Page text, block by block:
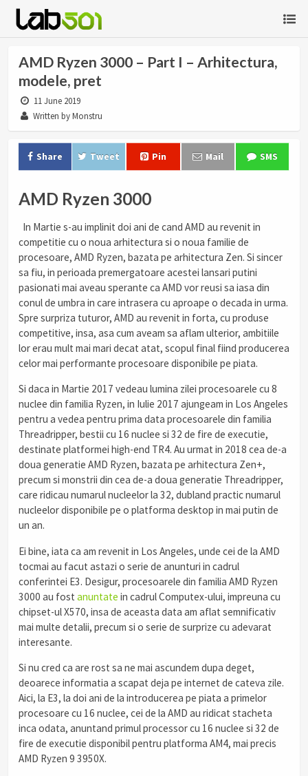
AMD Ryzen 3000 – Part I – Arhitectura,
modele, pret
11 June 2019
Written by Monstru
Share Tweet Pin Mail SMS
AMD Ryzen 3000
In Martie s-au implinit doi ani de cand AMD au revenit in
competitie cu o noua arhitectura si o noua familie de
procesoare, AMD Ryzen, bazata pe arhitectura Zen. Si sincer
sa fiu, in perioada premergatoare acestei lansari putini
pasionati mai aveau sperante ca AMD vor reusi sa iasa din
conul de umbra in care intrasera cu aproape o decada in urma.
Spre surpriza tuturor, AMD au revenit in forta, cu produse
competitive, insa, asa cum aveam sa aflam ulterior, ambitiile
lor erau mult mai mari decat atat, scopul final fiind producerea
celor mai performante procesoare disponibile pe piata.
Si daca in Martie 2017 vedeau lumina zilei procesoarele cu 8
nuclee din familia Ryzen, in Iulie 2017 ajungeam in Los Angeles
pentru a vedea pentru prima data procesoarele din familia
Threadripper, bestii cu 16 nuclee si 32 de fire de executie,
destinate platformei high-end TR4. Au urmat in 2018 cea de-a
doua generatie AMD Ryzen, bazata pe arhitectura Zen+,
precum si monstrii din cea de-a doua generatie Threadripper,
care ridicau numarul nucleelor la 32, dubland practic numarul
nucleelor disponibile pe o platforma desktop in mai putin de
un an.
Ei bine, iata ca am revenit in Los Angeles, unde cei de la AMD
tocmai au facut astazi o serie de anunturi in cadrul
conferintei E3. Desigur, procesoarele din familia AMD Ryzen
3000 au fost anuntate in cadrul Computex-ului, impreuna cu
chipset-ul X570, insa de aceasta data am aflat semnificativ
mai multe detalii, precum si o serie de surprize cu adevarat
interesante.
Si nu cred ca are rost sa ne mai ascundem dupa deget,
deoarece informatia a scapat deja pe internet de cateva zile.
Aici, la E3, la doi ani de la introducerea pe piata a primelor
procesoare cu 16 nuclee, cei de la AMD au ridicat stacheta
inca odata, anuntand primul processor cu 16 nuclee si 32 de
fire de executie disponibil pentru platforma AM4, mai precis
AMD Ryzen 9 3950X.